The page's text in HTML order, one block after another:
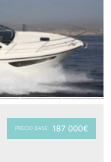
PRECIO BASE: 187 000€